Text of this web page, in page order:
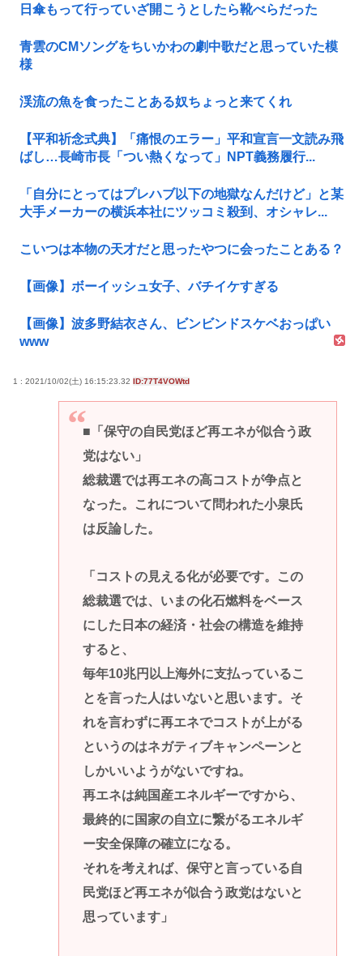
日傘もって行っていざ開こうとしたら靴べらだった
青雲のCMソングをちいかわの劇中歌だと思っていた模
様
渓流の魚を食ったことある奴ちょっと来てくれ
【平和祈念式典】「痛恨のエラー」平和宣言一文読み飛
ばし…長崎市長「つい熱くなって」NPT義務履行...
「自分にとってはプレハブ以下の地獄なんだけど」と某
大手メーカーの横浜本社にツッコミ殺到、オシャレ...
こいつは本物の天才だと思ったやつに会ったことある？
【画像】ボーイッシュ女子、バチイケすぎる
【画像】波多野結衣さん、ビンビンドスケベおっぱい
www
1 : 2021/10/02(土) 16:15:23.32 ID:77T4VOWtd
■「保守の自民党ほど再エネが似合う政
党はない」
総裁選では再エネの高コストが争点と
なった。これについて問われた小泉氏
は反論した。
「コストの見える化が必要です。この
総裁選では、いまの化石燃料をベース
にした日本の経済・社会の構造を維持
すると、
毎年10兆円以上海外に支払っているこ
とを言った人はいないと思います。そ
れを言わずに再エネでコストが上がる
というのはネガティブキャンペーンと
しかいいようがないですね。
再エネは純国産エネルギーですから、
最終的に国家の自立に繋がるエネルギ
ー安全保障の確立になる。
それを考えれば、保守と言っている自
民党ほど再エネが似合う政党はないと
思っています」